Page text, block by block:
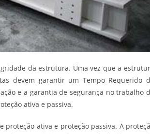
da estrutura. Uma vez que a
devem garantir um Tempo Requerido
e a garantia de segurança no trabalho
ativa e passiva.
ativa e proteção passiva. A